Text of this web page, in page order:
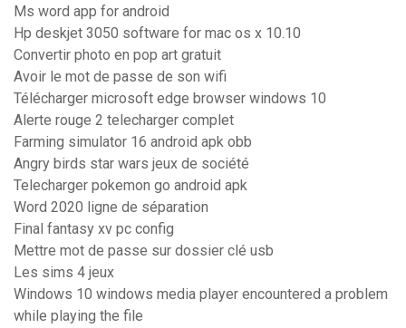
Ms word app for android
Hp deskjet 3050 software for mac os x 10.10
Convertir photo en pop art gratuit
Avoir le mot de passe de son wifi
Télécharger microsoft edge browser windows 10
Alerte rouge 2 telecharger complet
Farming simulator 16 android apk obb
Angry birds star wars jeux de société
Telecharger pokemon go android apk
Word 2020 ligne de séparation
Final fantasy xv pc config
Mettre mot de passe sur dossier clé usb
Les sims 4 jeux
Windows 10 windows media player encountered a problem
while playing the file